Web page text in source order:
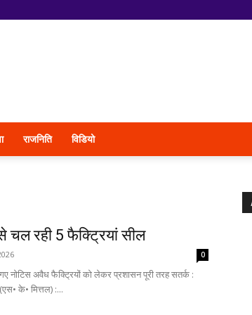
राजनिति विडियो
रही 5 फैक्ट्रियां सील
0
नोटिस अवैध फैक्ट्रियों को लेकर प्रशासन पूरी तरह सतर्क :
के• मित्तल) :...